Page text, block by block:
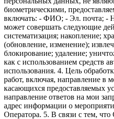
биометрическими,
включать: - ФИО; - Эл. почта; -
может совершать следующие
систематизация; накопление;
(обновление, изменение);
блокирование; удаление;
как с использованием средств
использования. 4. Цель
работ, включая, направление в
касающихся предоставляемых
направление ответов на мои
адрес информации о
Оператора. 5. В связи с тем,